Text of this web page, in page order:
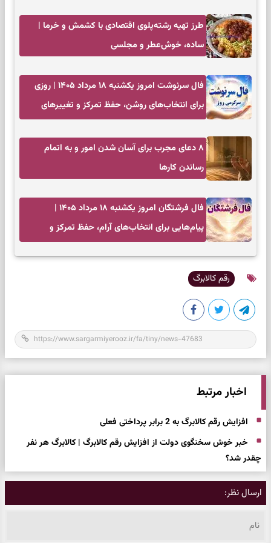
طرز تهیه رشته‌پلوی اقتصادی با کشمش و خرما |
ساده، خوش‌عطر و مجلسی
فال سرنوشت امروز یکشنبه ۱۸ مرداد ۱۴۰۵ | روزی
برای انتخاب‌های روشن، حفظ تمرکز و تغییرهای
۸ دعای مجرب برای آسان شدن امور و به اتمام
رساندن کار‌ها
فال فرشتگان امروز یکشنبه ۱۸ مرداد ۱۴۰۵ |
پیام‌هایی برای انتخاب‌های آرام، حفظ تمرکز و
رقم کالابرگ
اخبار مرتبط
افزایش رقم کالابرگ به 2 برابر پرداختی فعلی
خبر خوش سخنگوی دولت از افزایش رقم کالابرگ | کالابرگ هر نفر
چقدر شد؟
ارسال نظر: